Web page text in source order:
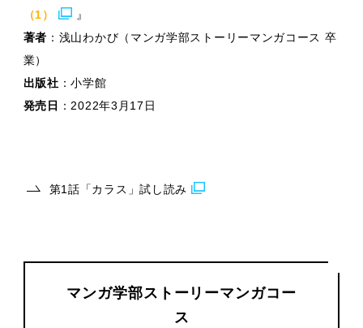
（1）
』
著者 ：浅山わかび（マンガ学部ストーリーマンガコース 卒
業）
出版社 ：小学館
発売日
：2022年3月17日
第1話「カラス」試し読み
マンガ学部ストーリーマンガコー
ス